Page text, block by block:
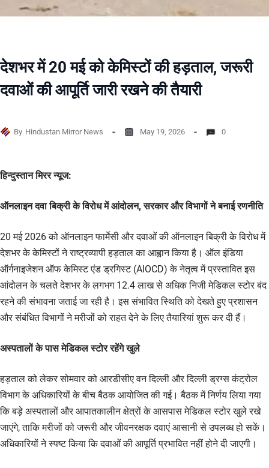
देशभर में 20 मई को केमिस्टों की हड़ताल, जरूरी
दवाओं की आपूर्ति जारी रखने की तैयारी
By Hindustan Mirror News May 19, 2026 0
हिन्दुस्तान मिरर न्यूज:
ऑनलाइन दवा बिक्री के विरोध में आंदोलन, सरकार और विभागों ने बनाई रणनीति
20 मई 2026 को ऑनलाइन फार्मेसी और दवाओं की ऑनलाइन बिक्री के विरोध में
देशभर के केमिस्टों ने राष्ट्रव्यापी हड़ताल का आह्वान किया है। ऑल इंडिया
ऑर्गनाइजेशन ऑफ केमिस्ट एंड ड्रगिस्ट (AIOCD) के नेतृत्व में प्रस्तावित इस
आंदोलन के चलते देशभर के लगभग 12.4 लाख से अधिक निजी मेडिकल स्टोर बंद
रहने की संभावना जताई जा रही है। इस संभावित स्थिति को देखते हुए प्रशासन
और संबंधित विभागों ने मरीजों को राहत देने के लिए तैयारियां शुरू कर दी हैं।
अस्पतालों के पास मेडिकल स्टोर रहेंगे खुले
हड़ताल को लेकर सोमवार को आरडीसीए वन दिल्ली और दिल्ली ड्रग्स कंट्रोल
विभाग के अधिकारियों के बीच बैठक आयोजित की गई। बैठक में निर्णय लिया गया
कि बड़े अस्पतालों और आपातकालीन क्षेत्रों के आसपास मेडिकल स्टोर खुले रखे
जाएंगे, ताकि मरीजों को जरूरी और जीवनरक्षक दवाएं आसानी से उपलब्ध हो सकें।
अधिकारियों ने स्पष्ट किया कि दवाओं की आपूर्ति प्रभावित नहीं होने दी जाएगी।